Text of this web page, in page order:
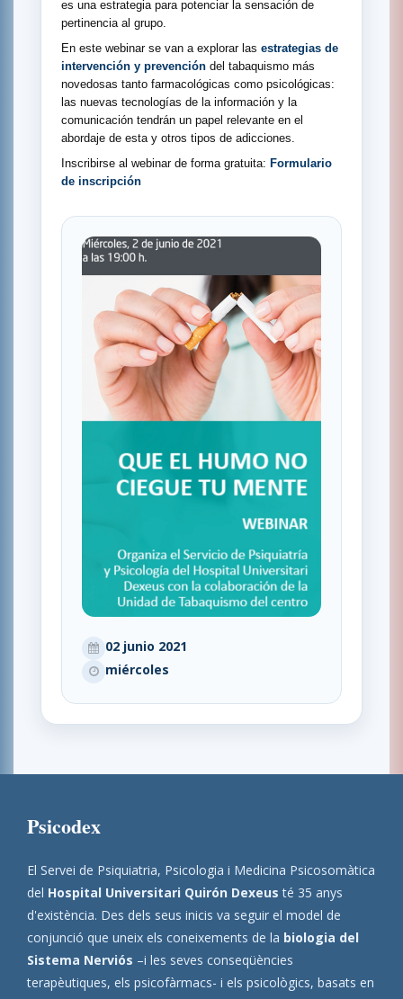
es una estrategia para potenciar la sensación de
pertinencia al grupo.
En este webinar se van a explorar las estrategias de
intervención y prevención del tabaquismo más
novedosas tanto farmacológicas como psicológicas:
las nuevas tecnologías de la información y la
comunicación tendrán un papel relevante en el
abordaje de esta y otros tipos de adicciones.
Inscribirse al webinar de forma gratuita: Formulario
de inscripción
02 junio 2021
miércoles
Psicodex
El Servei de Psiquiatria, Psicologia i Medicina Psicosomàtica
del Hospital Universitari Quirón Dexeus té 35 anys
d'existència. Des dels seus inicis va seguir el model de
conjunció que uneix els coneixements de la biologia del
Sistema Nerviós –i les seves conseqüències
terapèutiques, els psicofàrmacs- i els psicològics, basats en